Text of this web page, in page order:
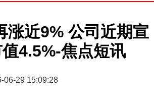
涨近9% 公司近期宣
4.5%-焦点短讯
06-29 15:09:28